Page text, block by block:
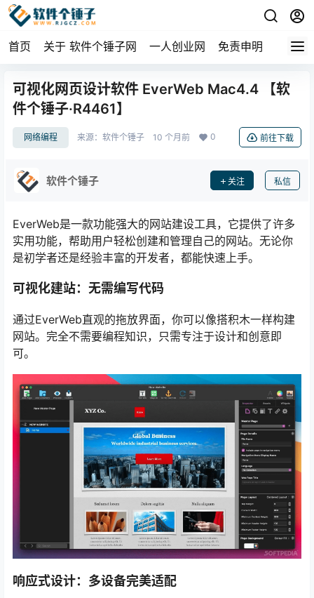
首页 关于 软件个锤子网 一人创业网 免责申明
可视化网页设计软件 EverWeb Mac4.4 【软
件个锤子·R4461】
网络编程 来源： 软件个锤子 10 个月前 0 前往下载
软件个锤子 关注 私信
EverWeb是一款功能强大的网站建设工具，它提供了许多
实用功能，帮助用户轻松创建和管理自己的网站。无论你
是初学者还是经验丰富的开发者，都能快速上手。
可视化建站：无需编写代码
通过EverWeb直观的拖放界面，你可以像搭积木一样构建
网站。完全不需要编程知识，只需专注于设计和创意即
可。
响应式设计：多设备完美适配